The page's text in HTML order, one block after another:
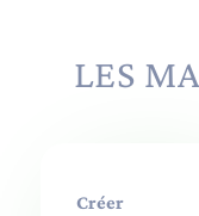
LES
Créer